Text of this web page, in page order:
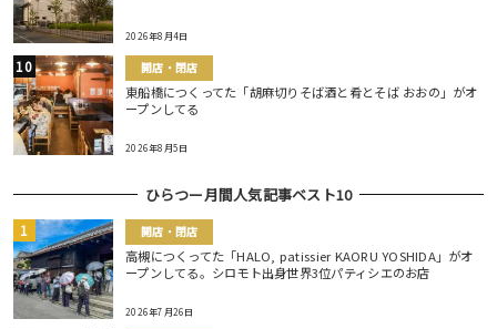
2026年8月4日
開店・閉店
東船橋につくってた「胡麻切りそば酒と肴とそば おおの」がオ
ープンしてる
2026年8月5日
ひらつー月間人気記事ベスト10
開店・閉店
高槻につくってた「HALO, patissier KAORU YOSHIDA」がオ
ープンしてる。シロモト出身世界3位パティシエのお店
2026年7月26日